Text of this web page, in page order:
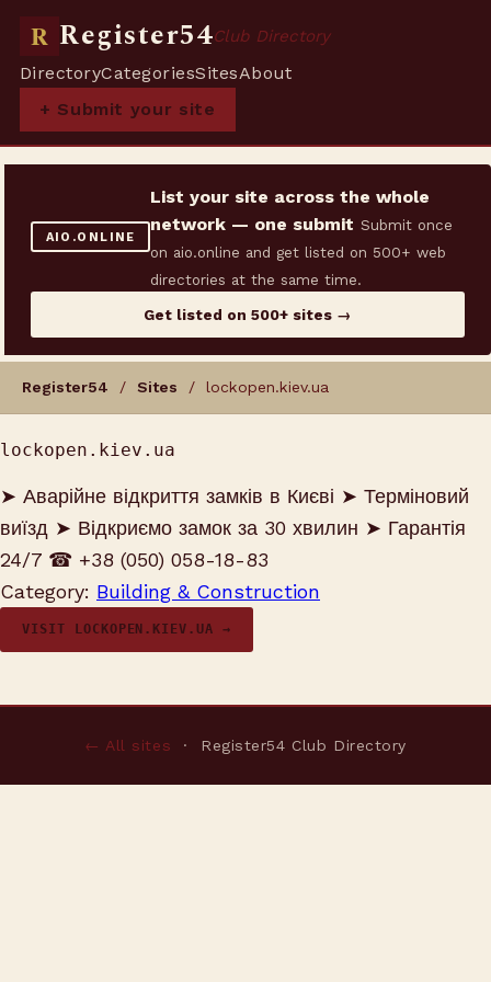
R Register54Club Directory
DirectoryCategoriesSitesAbout
+ Submit your site
AIO.ONLINE
List your site across the whole
network — one submit Submit once
on aio.online and get listed on 500+ web
directories at the same time.
Get listed on 500+ sites →
Register54 / Sites / lockopen.kiev.ua
lockopen.kiev.ua
➤ Аварійне відкриття замків в Києві ➤ Терміновий
виїзд ➤ Відкриємо замок за 30 хвилин ➤ Гарантія
24/7 ☎ +38 (050) 058-18-83
Category: Building & Construction
VISIT LOCKOPEN.KIEV.UA →
← All sites · Register54 Club Directory